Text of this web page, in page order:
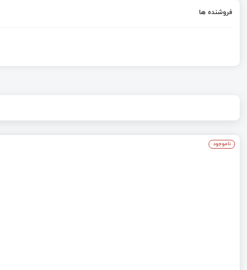
فروشنده ها
ناموجود